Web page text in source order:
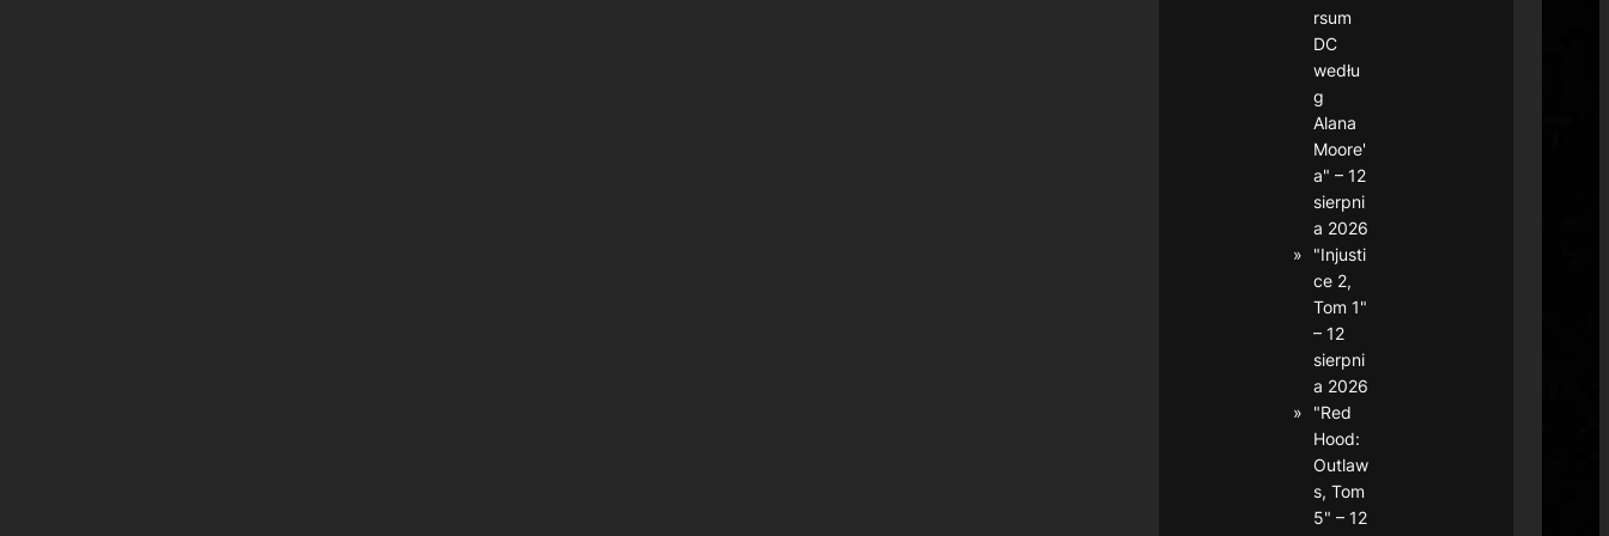
rsum
DC
wedłu
g
Alana
Moore'
a" – 12
sierpni
a 2026
"Injusti
ce 2,
Tom 1"
– 12
sierpni
a 2026
"Red
Hood:
Outlaw
s, Tom
5" – 12